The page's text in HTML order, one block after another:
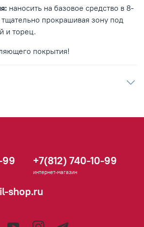
наносить на базовое средство в 8-
прокрашивая зону под
и торец.
покрытия!
99 +7(812) 740-10-99
интернет-магазин
shop.ru